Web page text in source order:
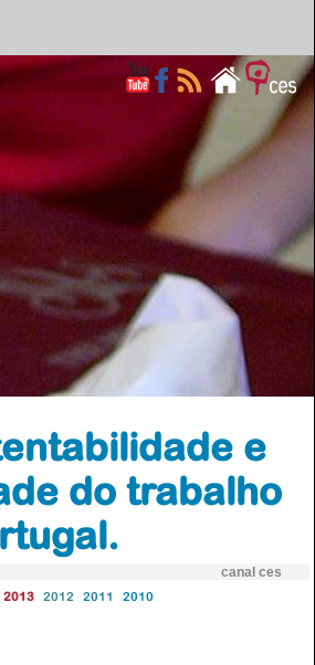
e
do trabalho
canal ces
2013 2012 2011 2010